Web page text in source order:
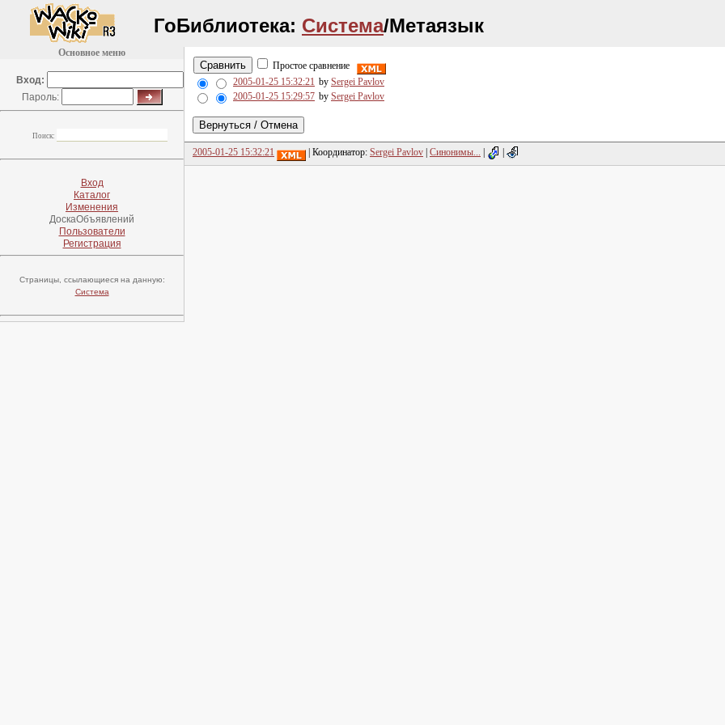
ГоБиблиотека: Система/Метаязык
Основное меню
Вход:
Пароль:
Поиск:
Вход
Каталог
Изменения
ДоскаОбъявлений
Пользователи
Регистрация
Страницы, ссылающиеся на данную:
Система
Простое сравнение
2005-01-25 15:32:21 by Sergei Pavlov
2005-01-25 15:29:57 by Sergei Pavlov
2005-01-25 15:32:21 | Координатор: Sergei Pavlov Синонимы...